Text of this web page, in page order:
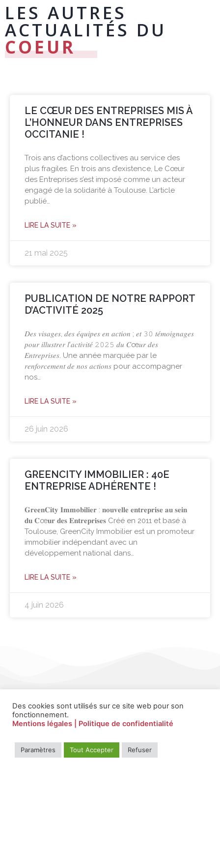
LES AUTRES
ACTUALITÉS DU
COEUR
LE CŒUR DES ENTREPRISES MIS À
L’HONNEUR DANS ENTREPRISES
OCCITANIE !
Trois ans d’actions collectives au service des
plus fragiles. En trois ans d’existence, Le Cœur
des Entreprises s’est imposé comme un acteur
engagé de la solidarité à Toulouse. L’article
publié…
LIRE LA SUITE »
21 mai 2025
PUBLICATION DE NOTRE RAPPORT
D’ACTIVITÉ 2025
𝐷𝑒𝑠 𝑣𝑖𝑠𝑎𝑔𝑒𝑠, 𝑑𝑒𝑠 𝑒́𝑞𝑢𝑖𝑝𝑒𝑠 𝑒𝑛 𝑎𝑐𝑡𝑖𝑜𝑛 ; 𝑒𝑡 𝟹𝟶 𝑡𝑒́𝑚𝑜𝑖𝑔𝑛𝑎𝑔𝑒𝑠
𝑝𝑜𝑢𝑟 𝑖𝑙𝑙𝑢𝑠𝑡𝑟𝑒𝑟 𝑙’𝑎𝑐𝑡𝑖𝑣𝑖𝑡𝑒́ 𝟸𝟶𝟸𝟻 𝑑𝑢 𝐶œ𝑢𝑟 𝑑𝑒𝑠
𝐸𝑛𝑡𝑟𝑒𝑝𝑟𝑖𝑠𝑒𝑠. Une année marquée par le
𝑟𝑒𝑛𝑓𝑜𝑟𝑐𝑒𝑚𝑒𝑛𝑡 𝑑𝑒 𝑛𝑜𝑠 𝑎𝑐𝑡𝑖𝑜𝑛𝑠 pour accompagner
nos…
LIRE LA SUITE »
26 juin 2026
GREENCITY IMMOBILIER : 40E
ENTREPRISE ADHÉRENTE !
𝐆𝐫𝐞𝐞𝐧𝐂𝐢𝐭𝐲 𝐈𝐦𝐦𝐨𝐛𝐢𝐥𝐢𝐞𝐫 : 𝐧𝐨𝐮𝐯𝐞𝐥𝐥𝐞 𝐞𝐧𝐭𝐫𝐞𝐩𝐫𝐢𝐬𝐞 𝐚𝐮 𝐬𝐞𝐢𝐧
𝐝𝐮 𝐂œ𝐮𝐫 𝐝𝐞𝐬 𝐄𝐧𝐭𝐫𝐞𝐩𝐫𝐢𝐬𝐞𝐬 Créé en 2011 et basé à
Toulouse, GreenCity Immobilier est un promoteur
immobilier indépendant avec un
développement national dans…
LIRE LA SUITE »
4 juin 2026
Des cookies sont utilisés sur ce site web pour son
fonctionnement.
Mentions légales
| Politique de confidentialité
Paramètres Tout Accepter Refuser